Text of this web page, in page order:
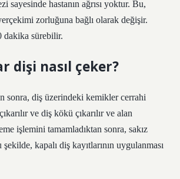
sayesinde hastanın ağrısı yoktur. Bu,
zorluğuna bağlı olarak değişir.
dakika sürebilir.
dişi nasıl çeker?
sonra, diş üzerindeki kemikler cerrahi
ve diş kökü çıkarılır ve alan
işlemini tamamladıktan sonra, sakız
şekilde, kapalı diş kayıtlarının uygulanması